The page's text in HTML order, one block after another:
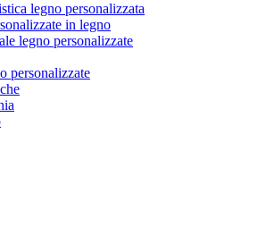
legno personalizzata
in legno
legno personalizzate
personalizzate